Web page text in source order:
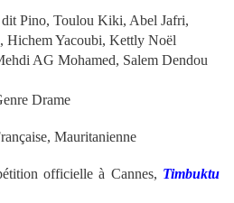
Pino, Toulou Kiki, Abel Jafri,
Hichem Yacoubi, Kettly Noël
AG Mohamed, Salem Dendou
Drame
Mauritanienne
officielle à Cannes, Timbuktu